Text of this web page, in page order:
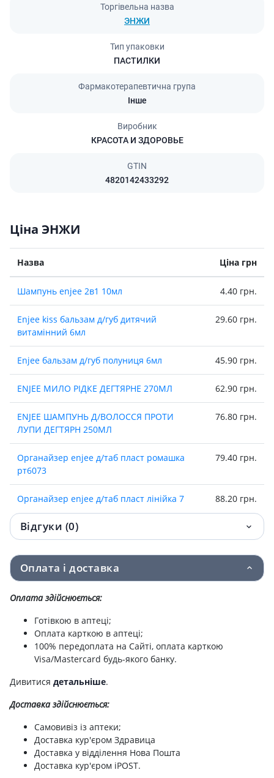
Торгівельна назва
ЭНЖИ
Тип упаковки
ПАСТИЛКИ
Фармакотерапевтична група
Інше
Виробник
КРАСОТА И ЗДОРОВЬЕ
GTIN
4820142433292
Ціна ЭНЖИ
Назва Ціна грн
Шампунь enjee 2в1 10мл 4.40 грн.
Enjee kiss бальзам д/губ дитячий
витамiнний 6мл
29.60 грн.
Enjee бальзам д/губ полуниця 6мл 45.90 грн.
ENJEE МИЛО РІДКЕ ДЕГТЯРНЕ 270МЛ 62.90 грн.
ENJEE ШАМПУНЬ Д/ВОЛОССЯ ПРОТИ
ЛУПИ ДЕГТЯРН 250МЛ
76.80 грн.
Органайзер enjee д/таб пласт ромашка
рт6073
79.40 грн.
Органайзер enjee д/таб пласт лiнiйка 7
днiв xln-209m/pt6028
88.20 грн.
Органайзер enjee д/таб пласт коло
pt6016
92.40 грн.
Органайзер enjee д/таб пласт доба 4х1
рт6074
100.80 грн.
Часникова олiя enjee капс 300мг №36
Enjee крап вуш д/видал сiри 15мл 115.50 грн.
Enjee маска-бальзам д/волосся проти
лупи дегтярн 300мл
maxi htp 025
Enjee professional line маска д/волосся
iнтенсiв зволож 300мл
Відгуки (0)
Оплата і доставка
Оплата здійснюється:
Готівкою в аптеці;
Оплата карткою в аптеці;
100% передоплата на Сайті, оплата карткою
Visa/Mastercard будь-якого банку.
Дивитися детальніше.
Доставка здійснюється:
Самовивіз із аптеки;
Доставка кур'єром Здравица
Доставка у відділення Нова Пошта
Доставка кур'єром iPOST.